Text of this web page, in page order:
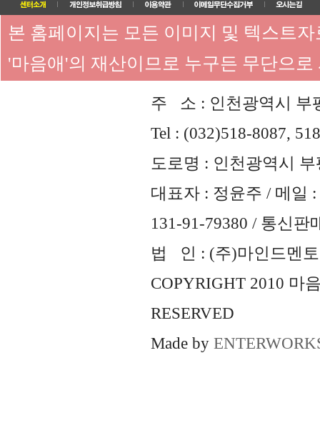
본 홈페이지는 모든 이미지 및 텍스트
'마음애'의 재산이므로 누구든 무단으
주 소 : 인천광역시 부
Tel : (032)518-8087,
도로명 : 인천광역시
대표자 : 정윤주 / 메일 :
131-91-79380 / 통신판
법 인 : (주)마인드멘토
COPYRIGHT 2010 마
RESERVED
Made by